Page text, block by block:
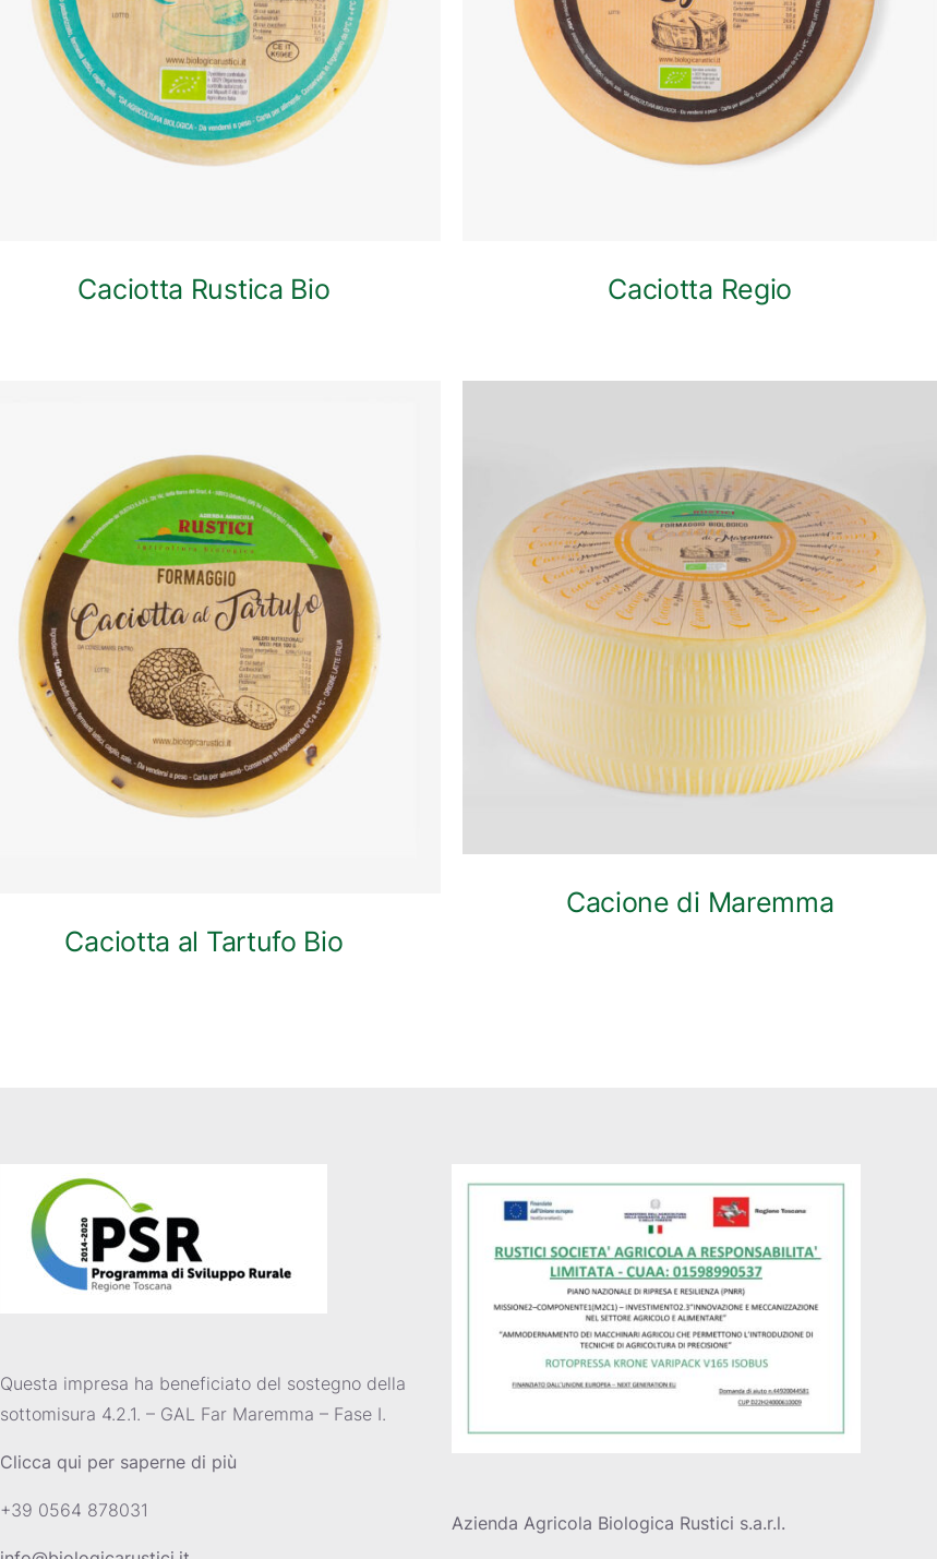
Caciotta Rustica Bio Caciotta Regio
ANTEPRIMA RAPIDA
Caciotta al Tartufo Bio
ANTEPRIMA RAPIDA
Cacione di Maremma
Questa impresa ha beneficiato del sostegno della
sottomisura 4.2.1. – GAL Far Maremma – Fase I.
Clicca qui per saperne di più
+39 0564 878031
Azienda Agricola Biologica Rustici s.a.r.l.